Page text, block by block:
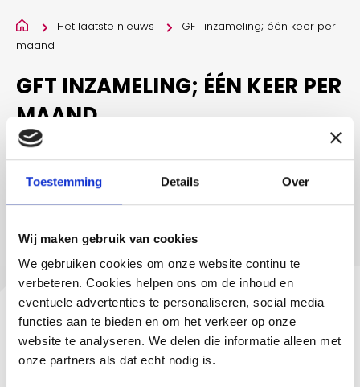
Toestemming Details Over
Wij maken gebruik van cookies
We gebruiken cookies om onze website continu te
verbeteren. Cookies helpen ons om de inhoud en
eventuele advertenties te personaliseren, social media
functies aan te bieden en om het verkeer op onze
website te analyseren. We delen die informatie alleen met
onze partners als dat echt nodig is.
Het laatste nieuws
GFT inzameling; één keer per
maand
GFT INZAMELING; ÉÉN KEER PER
MAAND
01-12-2025
GFT inzameling in december 2025, januari en
In de maanden december, januari en februari komen wij
één keer in de maand langs om de GFT container te
ledigen. In de Area afvalapp kun je precies zien wanneer